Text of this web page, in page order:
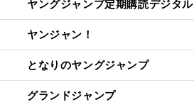
ヤングジャンプ定期購読デジタル
ヤンジャン！
となりのヤングジャンプ
グランドジャンプ